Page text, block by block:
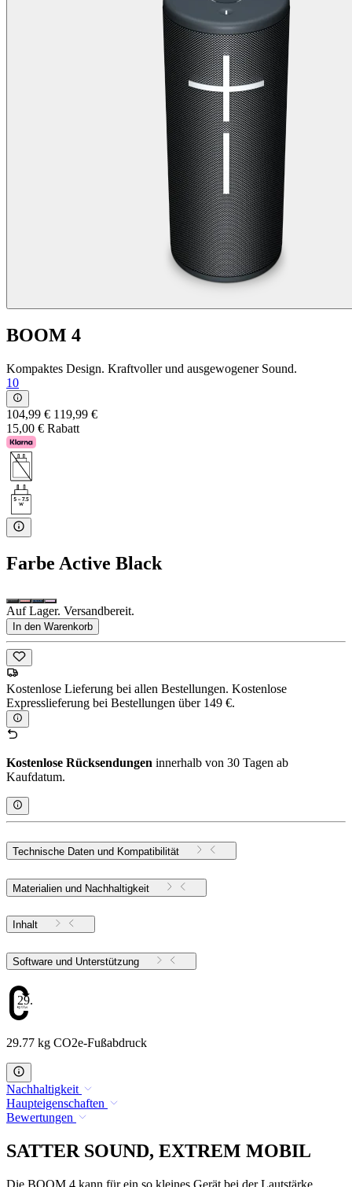
BOOM 4
Kompaktes Design. Kraftvoller und ausgewogener Sound.
10
104,99 € 119,99 €
15,00 € Rabatt
Farbe Active Black
Auf Lager. Versandbereit.
In den Warenkorb
Kostenlose Lieferung bei allen Bestellungen. Kostenlose
Expresslieferung bei Bestellungen über 149 €.
Kostenlose Rücksendungen innerhalb von 30 Tagen ab
Kaufdatum.
Technische Daten und Kompatibilität
Materialien und Nachhaltigkeit
Inhalt
Software und Unterstützung
29.77
29.77 kg CO2e-Fußabdruck
Nachhaltigkeit
Haupteigenschaften
Bewertungen
SATTER SOUND, EXTREM MOBIL